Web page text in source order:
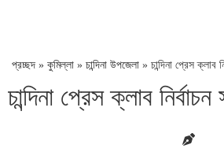
প্রচ্ছদ » কুমিল্লা » চান্দিনা উপজেলা » চান্দিনা প্রেস ক্লাব
চান্দিনা প্রেস ক্লাব